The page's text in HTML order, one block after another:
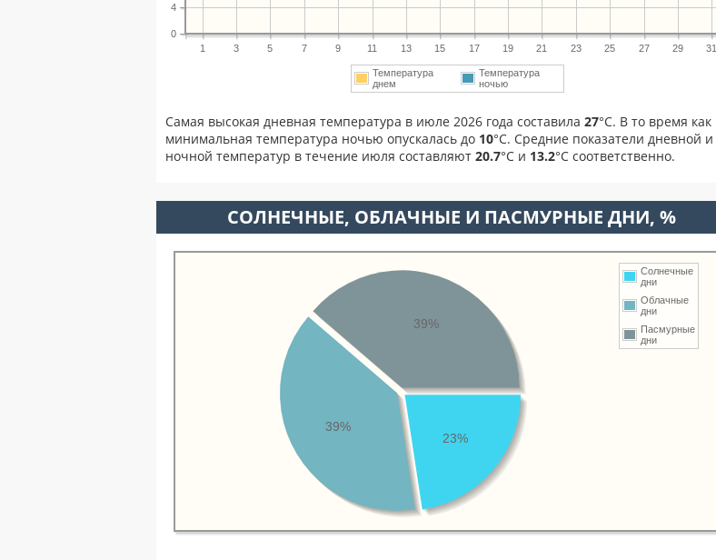
1 3 5 7 9 11 13 15 17 19 21 23 25 27 29 31
0
4
Температура
днем
Температура
ночью
Самая высокая дневная температура в июле 2026 года составила 27°С. В то время как
минимальная температура ночью опускалась до 10°C. Средние показатели дневной и
ночной температур в течение июля составляют 20.7°С и 13.2°С соответственно.
CОЛНЕЧНЫЕ, ОБЛАЧНЫЕ И ПАСМУРНЫЕ ДНИ, %
Солнечные
дни
Облачные
дни
Пасмурные
дни
23%
39%
39%